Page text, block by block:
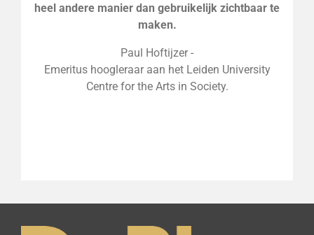
heel andere manier dan gebruikelijk zichtbaar te
maken.
Paul Hoftijzer -
Emeritus hoogleraar aan het Leiden University
Centre for the Arts in Society.